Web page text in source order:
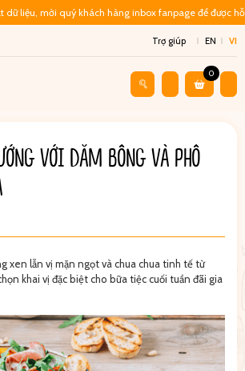
dữ liệu, mời quý khách hàng inbox fanpage để được
Trợ giúp EN VI
0
VỚI DĂM BÔNG VÀ PHÔ
xen lẫn vị mặn ngọt và chua chua tinh tế từ
khai vị đặc biệt cho bữa tiệc cuối tuần đãi gia